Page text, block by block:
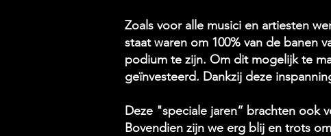
Zoals voor alle musici en artiesten
staat waren om 100% van de banen
podium te zijn. Om dit mogelijk te
geïnvesteerd. Dankzij deze
Deze "speciale jaren” brachten ook
Bovendien zijn we erg blij en trots